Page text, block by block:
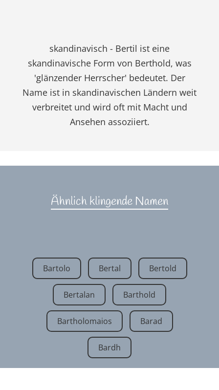
skandinavisch - Bertil ist eine
skandinavische Form von Berthold, was
'glänzender Herrscher' bedeutet. Der
Name ist in skandinavischen Ländern weit
verbreitet und wird oft mit Macht und
Ansehen assoziiert.
Ähnlich klingende Namen
Bartolo Bertal Bertold
Bertalan Barthold
Bartholomaios Barad
Bardh